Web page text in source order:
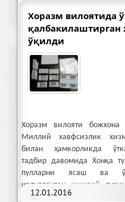
Хоразм вилоятида
қалбакилаштирган
ўқилди
12.01.2016
Хоразм вилояти
Миллий хавфсизлик
билан ҳамкорликда
тадбир давомида Хонқа
пулларни ясаш ва
шуғулланган жиноий
қилинди.